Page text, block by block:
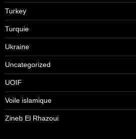
Turkey
Turquie
Ukraine
Uncategorized
UOIF
Voile islamique
Zineb El Rhazoui